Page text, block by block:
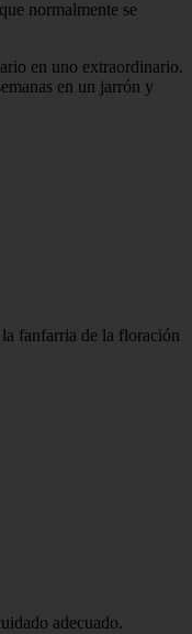
normalmente se
en uno extraordinario.
en un jarrón y
la fanfarria de la floración
adecuado.